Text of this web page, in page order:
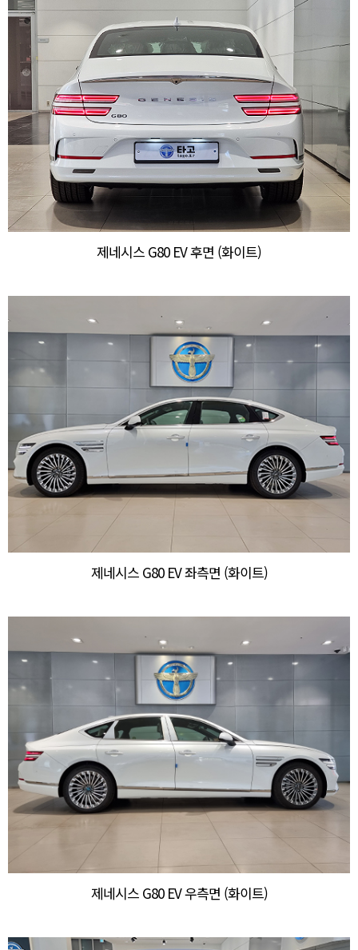
제네시스 G80 EV 후면 (화이트)
제네시스 G80 EV 좌측면 (화이트)
제네시스 G80 EV 우측면 (화이트)